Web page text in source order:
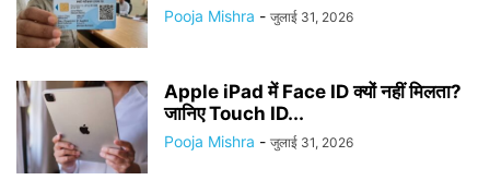
Pooja Mishra - जुलाई 31, 2026
Apple iPad में Face ID क्यों नहीं मिलता?
जानिए Touch ID...
Pooja Mishra - जुलाई 31, 2026